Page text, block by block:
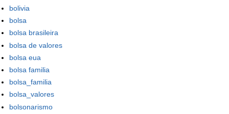
bolivia
bolsa
bolsa brasileira
bolsa de valores
bolsa eua
bolsa familia
bolsa_familia
bolsa_valores
bolsonarismo